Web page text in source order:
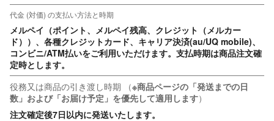
代金 (対価) の支払い方法と時期
メルペイ（ポイント、メルペイ残高、クレジット（メルカー
ド））、各種クレジットカード、キャリア決済(au/UQ mobile)、
コンビニ/ATM払いをご利用いただけます。支払時期は商品注文確
定時とします。
役務又は商品の引き渡し時期
（※商品ページの「発送までの日
数」および「お届け予定」を優先して適用します）
注文確定後7日以内に発送いたします。